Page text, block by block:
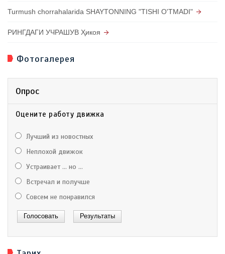
Turmush chorrahalarida SHAYTONNING "TISHI O'TMADI"
РИНГДАГИ УЧРАШУВ Ҳикоя
Фотогалерея
Опрос
Оцените работу движка
Лучший из новостных
Неплохой движок
Устраивает ... но ...
Встречал и получше
Совсем не понравился